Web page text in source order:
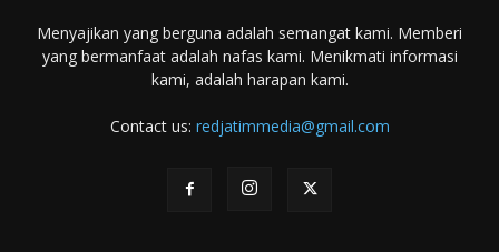
Menyajikan yang berguna adalah semangat kami. Memberi
yang bermanfaat adalah nafas kami. Menikmati informasi
kami, adalah harapan kami.
Contact us: redjatimmedia@gmail.com